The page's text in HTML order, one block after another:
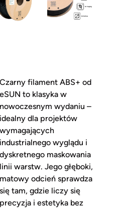
Czarny filament ABS+ od
eSUN to klasyka w
nowoczesnym wydaniu –
idealny dla projektów
wymagających
industrialnego wyglądu i
dyskretnego maskowania
linii warstw. Jego głęboki,
matowy odcień sprawdza
się tam, gdzie liczy się
precyzja i estetyka bez